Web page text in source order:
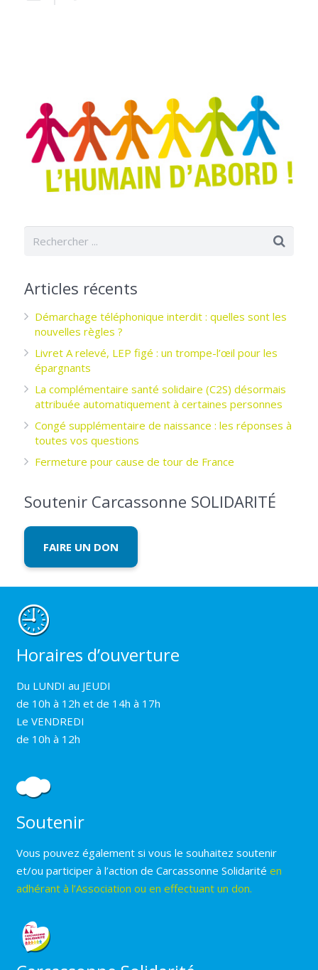
Articles récents
Démarchage téléphonique interdit : quelles sont les
nouvelles règles ?
Livret A relevé, LEP figé : un trompe-l’œil pour les
épargnants ­
La complémentaire santé solidaire (C2S) désormais
attribuée automatiquement à certaines personnes
Congé supplémentaire de naissance : les réponses à
toutes vos questions
Fermeture pour cause de tour de France
Soutenir Carcassonne SOLIDARITÉ
FAIRE UN DON
Horaires d’ouverture
Du LUNDI au JEUDI
de 10h à 12h et de 14h à 17h
Le VENDREDI
de 10h à 12h
Soutenir
Vous pouvez également si vous le souhaitez soutenir
et/ou participer à l’action de Carcassonne Solidarité en
adhérant à l’Association ou en effectuant un don.